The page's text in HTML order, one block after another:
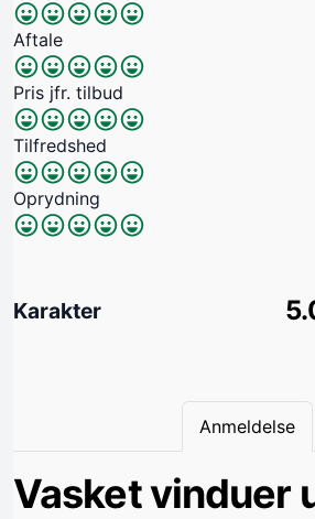
Aftale
Pris jfr. tilbud
Tilfredshed
Oprydning
Karakter
Anmeldelse
Vasket vinduer